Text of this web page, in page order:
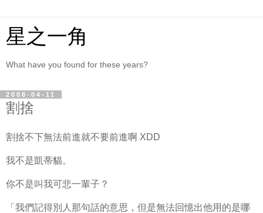
星之一角
What have you found for these years?
2008-04-11
割捨
割捨不下無法前進就不要前進啊 XDD
我不是凱蒂貓。
你不是叫我可悲一輩子？
「我們記得別人那句話的意思，但是無法回憶出他用的是哪